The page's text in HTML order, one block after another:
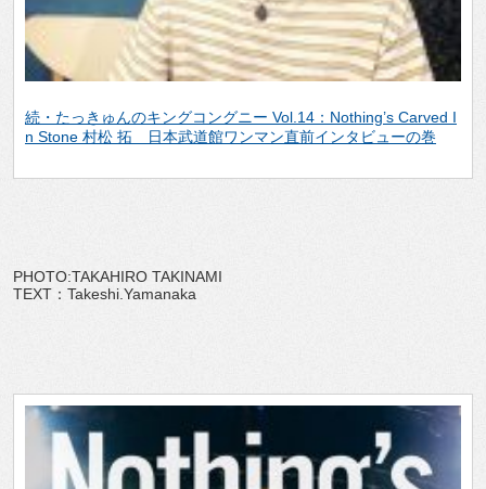
続・たっきゅんのキングコングニー Vol.14：Nothing’s Carved I
n Stone 村松 拓 日本武道館ワンマン直前インタビューの巻
PHOTO:TAKAHIRO TAKINAMI
TEXT：Takeshi.Yamanaka